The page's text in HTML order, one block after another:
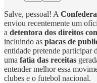
Salve, pessoal! A
enviou recentemente um
a detentora dos direitos
incluindo as placas de
entidade pretende participar
uma fatia das receitas
entender melhor essa
clubes e o futebol nacional.